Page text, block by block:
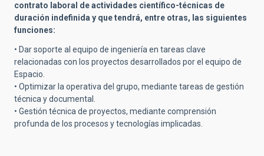
contrato laboral de actividades científico-técnicas de
duración indefinida y que tendrá, entre otras, las siguientes
funciones:
• Dar soporte al equipo de ingeniería en tareas clave
relacionadas con los proyectos desarrollados por el equipo de
Espacio.
• Optimizar la operativa del grupo, mediante tareas de gestión
técnica y documental.
• Gestión técnica de proyectos, mediante comprensión
profunda de los procesos y tecnologías implicadas.